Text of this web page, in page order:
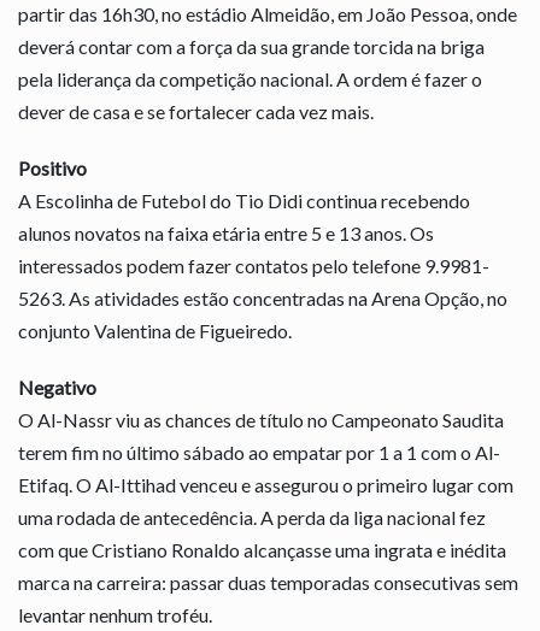
partir das 16h30, no estádio Almeidão, em João Pessoa, onde
deverá contar com a força da sua grande torcida na briga
pela liderança da competição nacional. A ordem é fazer o
dever de casa e se fortalecer cada vez mais.
Positivo
A Escolinha de Futebol do Tio Didi continua recebendo
alunos novatos na faixa etária entre 5 e 13 anos. Os
interessados podem fazer contatos pelo telefone 9.9981-
5263. As atividades estão concentradas na Arena Opção, no
conjunto Valentina de Figueiredo.
Negativo
O Al-Nassr viu as chances de título no Campeonato Saudita
terem fim no último sábado ao empatar por 1 a 1 com o Al-
Etifaq. O Al-Ittihad venceu e assegurou o primeiro lugar com
uma rodada de antecedência. A perda da liga nacional fez
com que Cristiano Ronaldo alcançasse uma ingrata e inédita
marca na carreira: passar duas temporadas consecutivas sem
levantar nenhum troféu.